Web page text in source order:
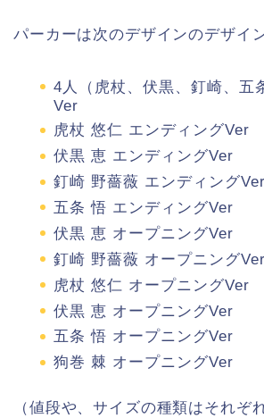
パーカーは次のデザインのデザイ
4人（虎杖、伏黒、釘崎、五
Ver
虎杖 悠仁 エンディングVer
伏黒 恵 エンディングVer
釘崎 野薔薇 エンディングVer
五条 悟 エンディングVer
伏黒 恵 オープニングVer
釘崎 野薔薇 オープニングVer
虎杖 悠仁 オープニングVer
伏黒 恵 オープニングVer
五条 悟 オープニングVer
狗巻 棘 オープニングVer
（値段や、サイズの種類はそれぞ